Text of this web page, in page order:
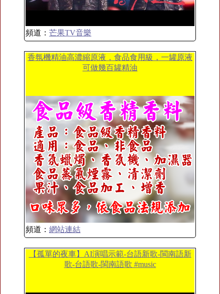
頻道： 芒果TV音樂
香氛機精油高濃縮原液，食品食用級，一罐原液
可做幾百罐精油
頻道： 網站連結
【孤單的夜車】AI演唱示範-台語新歌-閩南語新
歌-台語歌-閩南語歌 #music